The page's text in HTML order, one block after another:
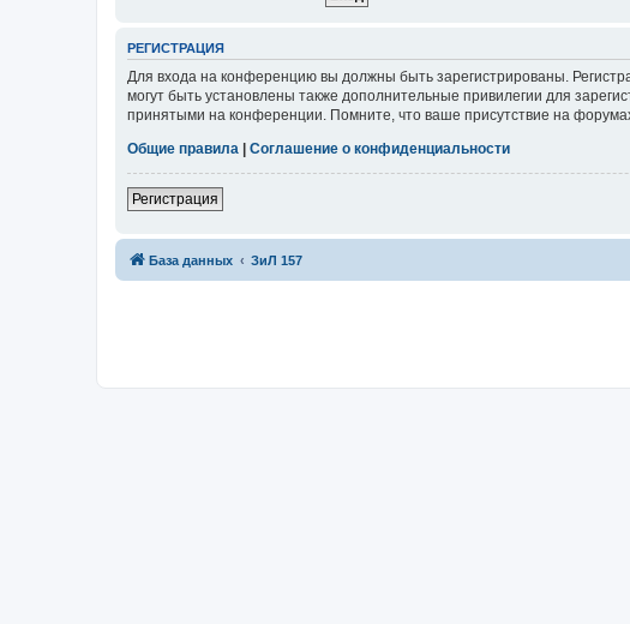
РЕГИСТРАЦИЯ
Для входа на конференцию вы должны быть зарегистрированы.
могут быть установлены также дополнительные привилегии для
принятыми на конференции. Помните, что ваше присутствие на
Общие правила | Соглашение о конфиденциальности
Регистрация
База данных ЗиЛ 157